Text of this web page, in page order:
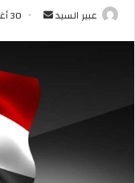
عبير السيد
أرسل 30 أغسطس، 2016